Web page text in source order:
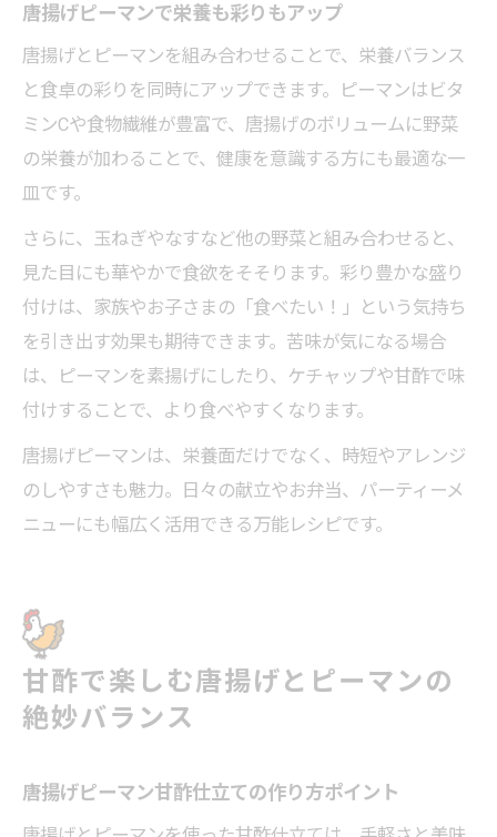
唐揚げピーマンで栄養も彩りもアップ
唐揚げとピーマンを組み合わせることで、栄養バランス
と食卓の彩りを同時にアップできます。ピーマンはビタ
ミンCや食物繊維が豊富で、唐揚げのボリュームに野菜
の栄養が加わることで、健康を意識する方にも最適な一
皿です。
さらに、玉ねぎやなすなど他の野菜と組み合わせると、
見た目にも華やかで食欲をそそります。彩り豊かな盛り
付けは、家族やお子さまの「食べたい！」という気持ち
を引き出す効果も期待できます。苦味が気になる場合
は、ピーマンを素揚げにしたり、ケチャップや甘酢で味
付けすることで、より食べやすくなります。
唐揚げピーマンは、栄養面だけでなく、時短やアレンジ
のしやすさも魅力。日々の献立やお弁当、パーティーメ
ニューにも幅広く活用できる万能レシピです。
甘酢で楽しむ唐揚げとピーマンの
絶妙バランス
唐揚げピーマン甘酢仕立ての作り方ポイント